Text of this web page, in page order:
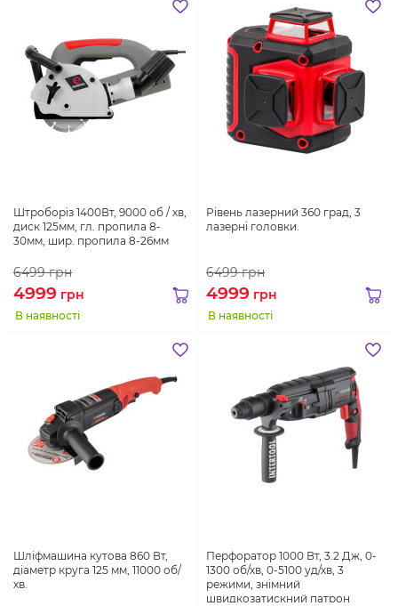
Штроборіз 1400Вт, 9000 об / хв,
диск 125мм, гл. пропила 8-
30мм, шир. пропила 8-26мм
6499грн
4999 грн
В наявності
Рівень лазерний 360 град, 3
лазерні головки.
6499грн
4999 грн
В наявності
Шліфмашина кутова 860 Вт,
діаметр круга 125 мм, 11000 об/
хв.
Перфоратор 1000 Вт, 3.2 Дж, 0-
1300 об/хв, 0-5100 уд/хв, 3
режими, знімний
швидкозатискний патрон